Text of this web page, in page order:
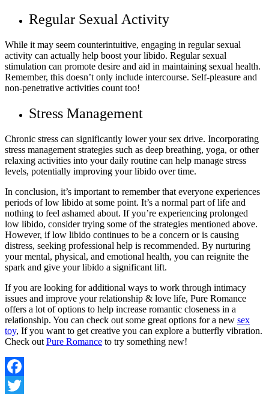
Regular Sexual Activity
While it may seem counterintuitive, engaging in regular sexual
activity can actually help boost your libido. Regular sexual
stimulation can promote desire and aid in maintaining sexual health.
Remember, this doesn’t only include intercourse. Self-pleasure and
non-penetrative activities count too!
Stress Management
Chronic stress can significantly lower your sex drive. Incorporating
stress management strategies such as deep breathing, yoga, or other
relaxing activities into your daily routine can help manage stress
levels, potentially improving your libido over time.
In conclusion, it’s important to remember that everyone experiences
periods of low libido at some point. It’s a normal part of life and
nothing to feel ashamed about. If you’re experiencing prolonged
low libido, consider trying some of the strategies mentioned above.
However, if low libido continues to be a concern or is causing
distress, seeking professional help is recommended. By nurturing
your mental, physical, and emotional health, you can reignite the
spark and give your libido a significant lift.
If you are looking for additional ways to work through intimacy
issues and improve your relationship & love life, Pure Romance
offers a lot of options to help increase romantic closeness in a
relationship. You can check out some great options for a new sex
toy, If you want to get creative you can explore a butterfly vibration.
Check out Pure Romance to try something new!
Facebook